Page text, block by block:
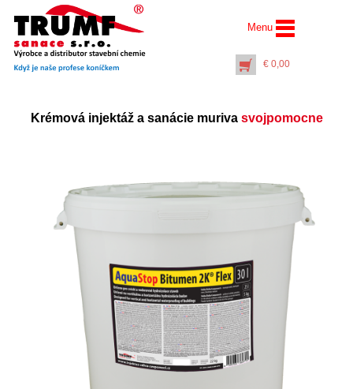
Menu
€ 0,00
Krémová injektáž a sanácie muriva svojpomocne
Injektážna pumpa (16
manometrom pre
vedrová balenia
€88,00
+ PŘIDAT DO KOŠÍKU